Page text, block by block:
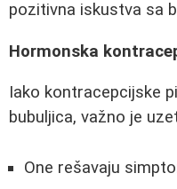
pozitivna iskustva sa
Hormonska
Iako kontracepcijske
bubuljica, važno je
One rešavaju